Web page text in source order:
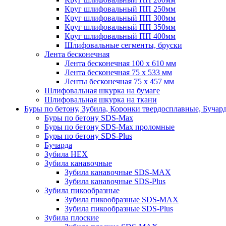
Круг шлифовальный ПП 250мм
Круг шлифовальный ПП 300мм
Круг шлифовальный ПП 350мм
Круг шлифовальный ПП 400мм
Шлифовальные сегменты, бруски
Лента бесконечная
Лента бесконечная 100 х 610 мм
Лента бесконечная 75 х 533 мм
Ленты бесконечная 75 х 457 мм
Шлифовальная шкурка на бумаге
Шлифовальная шкурка на ткани
Буры по бетону, Зубила, Коронки твердосплавные,
Буры по бетону SDS-Max
Буры по бетону SDS-Max проломные
Буры по бетону SDS-Plus
Бучарда
Зубила HEX
Зубила канавочные
Зубила канавочные SDS-MAX
Зубила канавочные SDS-Plus
Зубила пикообразные
Зубила пикообразные SDS-MAX
Зубила пикообразные SDS-Plus
Зубила плоские